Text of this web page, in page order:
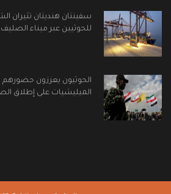
سفينتان هنديتان تثيران
للحوثيين عبر ميناء الصليف
الحوثيون يعززون حضورهم
الميليشيات على إطلاق